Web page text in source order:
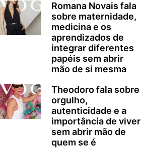
Romana Novais fala
sobre maternidade,
medicina e os
aprendizados de
integrar diferentes
papéis sem abrir
mão de si mesma
Theodoro fala sobre
orgulho,
autenticidade e a
importância de viver
sem abrir mão de
quem se é